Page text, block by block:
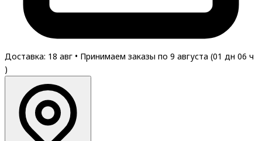
Доставка: 18 авг • Принимаем заказы по 9 августа (01 дн 06 ч
)